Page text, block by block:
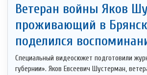
Ветеран войны Яков
проживающий в
поделился
Специальный видеосюжет подготовили
губернии». Яков Евсеевич Шустерман,